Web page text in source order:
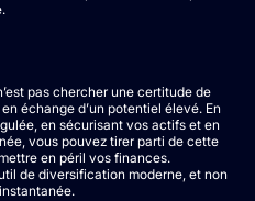
pas chercher une certitude de
échange d’un potentiel élevé. En
en sécurisant vos actifs et en
vous pouvez tirer parti de cette
en péril vos finances.
de diversification moderne, et non